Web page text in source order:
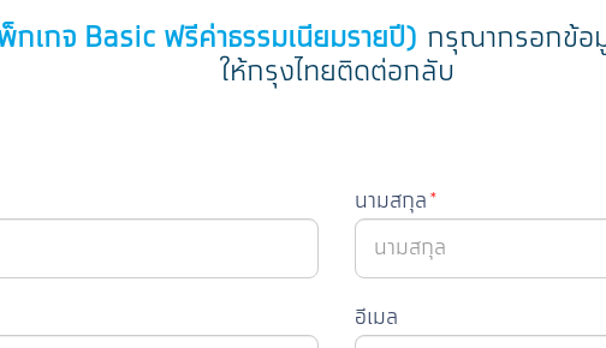
เกจ Basic ฟรีค่าธรรมเนียมรายปี) กรุณากรอกข้อ
ให้กรุงไทยติดต่อกลับ
นามสกุล*
อีเมล